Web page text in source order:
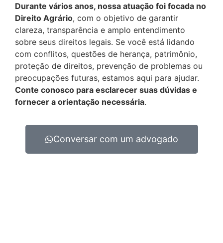
Durante vários anos, nossa atuação foi focada no
Direito Agrário, com o objetivo de garantir
clareza, transparência e amplo entendimento
sobre seus direitos legais. Se você está lidando
com conflitos, questões de herança, patrimônio,
proteção de direitos, prevenção de problemas ou
preocupações futuras, estamos aqui para ajudar.
Conte conosco para esclarecer suas dúvidas e
fornecer a orientação necessária.
Conversar com um advogado